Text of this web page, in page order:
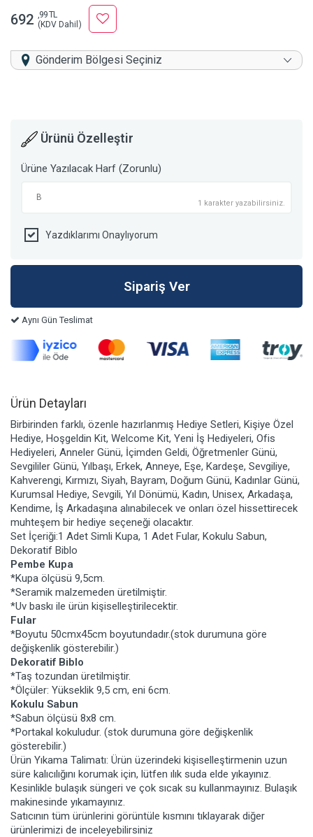
692 ,99 TL
(KDV Dahil)
Gönderim Bölgesi Seçiniz
Ürünü Özelleştir
Ürüne Yazılacak Harf (Zorunlu)
1 karakter yazabilirsiniz.
Yazdıklarımı Onaylıyorum
Aynı Gün Teslimat
Ürün Detayları
Birbirinden farklı, özenle hazırlanmış Hediye Setleri, Kişiye Özel
Hediye, Hoşgeldin Kit, Welcome Kit, Yeni İş Hediyeleri, Ofis
Hediyeleri, Anneler Günü, İçimden Geldi, Öğretmenler Günü,
Sevgililer Günü, Yılbaşı, Erkek, Anneye, Eşe, Kardeşe, Sevgiliye,
Kahverengi, Kırmızı, Siyah, Bayram, Doğum Günü, Kadınlar Günü,
Kurumsal Hediye, Sevgili, Yıl Dönümü, Kadın, Unisex, Arkadaşa,
Kendime, İş Arkadaşına alınabilecek ve onları özel hissettirecek
muhteşem bir hediye seçeneği olacaktır.
Set İçeriği:1 Adet Simli Kupa, 1 Adet Fular, Kokulu Sabun,
Dekoratif Biblo
Pembe Kupa
*Kupa ölçüsü 9,5cm.
*Seramik malzemeden üretilmiştir.
*Uv baskı ile ürün kişiselleştirilecektir.
Fular
*Boyutu 50cmx45cm boyutundadır.(stok durumuna göre
değişkenlik gösterebilir.)
Dekoratif Biblo
*Taş tozundan üretilmiştir.
*Ölçüler: Yükseklik 9,5 cm, eni 6cm.
Kokulu Sabun
*Sabun ölçüsü 8x8 cm.
*Portakal kokuludur. (stok durumuna göre değişkenlik
gösterebilir.)
Ürün Yıkama Talimatı: Ürün üzerindeki kişiselleştirmenin uzun
süre kalıcılığını korumak için, lütfen ılık suda elde yıkayınız.
Kesinlikle bulaşık süngeri ve çok sıcak su kullanmayınız. Bulaşık
makinesinde yıkamayınız.
Satıcının tüm ürünlerini görüntüle kısmını tıklayarak diğer
ürünlerimizi de inceleyebilirsiniz